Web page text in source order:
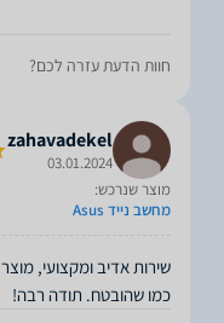
חוות הדעת עזרה לכם?
zahavadekel
03.01.2024
מוצר שנרכש:
מחשב נייד Asus
שירות אדיב ומקצועי,
כמו שהובטח. תודה רבה!